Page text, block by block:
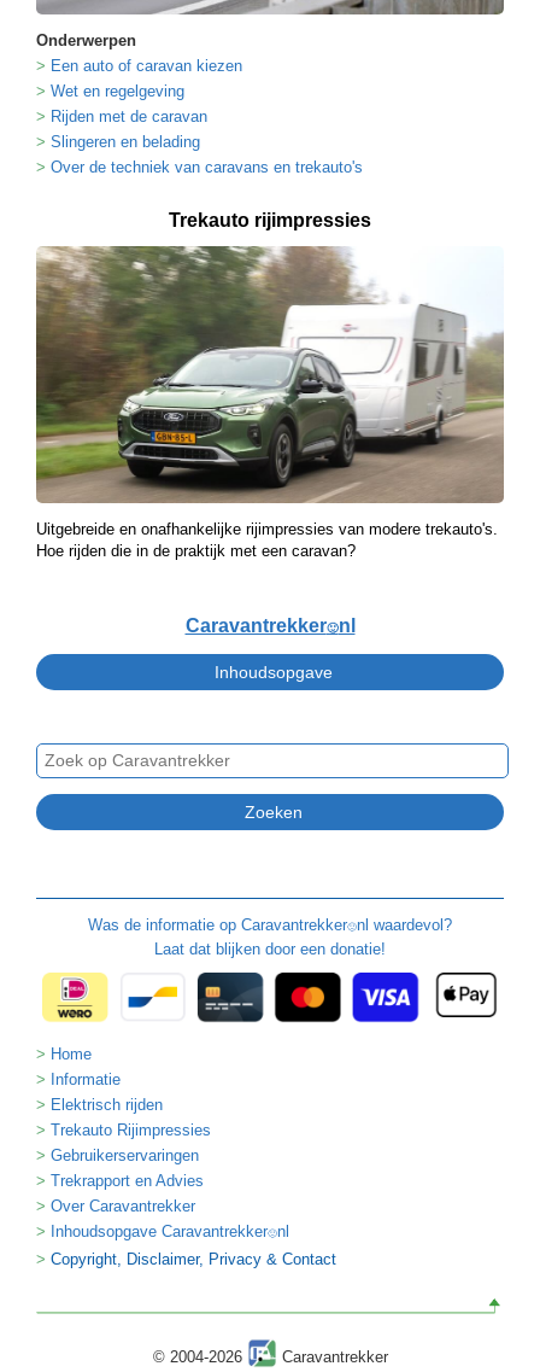
Onderwerpen
Een auto of caravan kiezen
Wet en regelgeving
Rijden met de caravan
Slingeren en belading
Over de techniek van caravans en trekauto's
Trekauto rijimpressies
Uitgebreide en onafhankelijke rijimpressies van modere trekauto's.
Hoe rijden die in de praktijk met een caravan?
Caravantrekker🙂nl
Was de informatie op Caravantrekker🙂nl waardevol?
Laat dat blijken door een donatie!
Home
Informatie
Elektrisch rijden
Trekauto Rijimpressies
Gebruikerservaringen
Trekrapport en Advies
Over Caravantrekker
Inhoudsopgave Caravantrekker🙂nl
Copyright, Disclaimer, Privacy & Contact
© 2004-2026 Caravantrekker